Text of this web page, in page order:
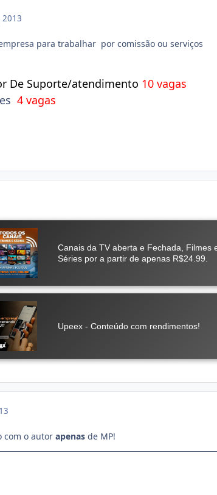
2013
para trabalhar por comissão ou serviços
De Suporte/atendimento 10 vagas
4 vagas
com o autor apenas de MP!